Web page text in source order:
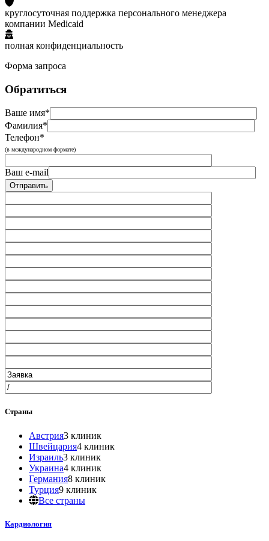
круглосуточная поддержка персонального менеджера
компании Medicaid
полная конфиденциальность
Форма запроса
Обратиться
Ваше имя*
Фамилия*
Телефон*
(в международном формате)
Ваш e-mail
Страны
Австрия3 клиник
Швейцария4 клиник
Израиль3 клиник
Украина4 клиник
Германия8 клиник
Турция9 клиник
Все страны
Кардиология